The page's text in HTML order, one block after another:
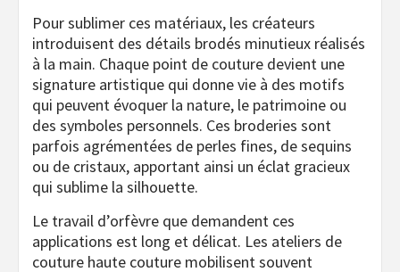
Pour sublimer ces matériaux, les créateurs
introduisent des détails brodés minutieux réalisés
à la main. Chaque point de couture devient une
signature artistique qui donne vie à des motifs
qui peuvent évoquer la nature, le patrimoine ou
des symboles personnels. Ces broderies sont
parfois agrémentées de perles fines, de sequins
ou de cristaux, apportant ainsi un éclat gracieux
qui sublime la silhouette.
Le travail d’orfèvre que demandent ces
applications est long et délicat. Les ateliers de
couture haute couture mobilisent souvent